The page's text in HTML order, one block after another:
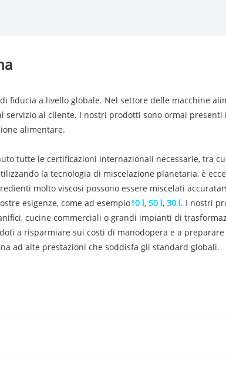
fiducia a livello globale. Nel settore delle macchine
al cliente. I nostri prodotti sono ormai
alimentare.
tutte le certificazioni internazionali necessarie, tra cui
la tecnologia di miscelazione planetaria, è
molto viscosi possono essere miscelati
esigenze, come ad esempio10 l, 50 l, 30 l. I nostri
cucine commerciali o grandi impianti di
a risparmiare sui costi di manodopera e a
ad alte prestazioni che soddisfa gli standard globali.